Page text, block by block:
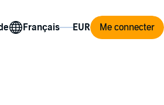
Me connecter